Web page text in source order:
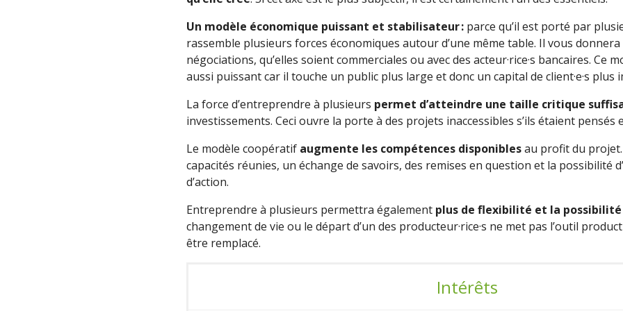
Un modèle économique puissant et stabilisateur: parce qu’il est porté par
rassemble plusieurs forces économiques autour d’une même table. Il vous
négociations, qu’elles soient commerciales ou avec des acteur·rice·s bancaires. Ce
aussi puissant car il touche un public plus large et donc un capital de client·e·s
La force d’entreprendre à plusieurs permet d’atteindre une taille critique
investissements. Ceci ouvre la porte à des projets inaccessibles s’ils étaient pensés
Le modèle coopératif augmente les compétences disponiblesau profit du projet.
capacités réunies, un échange de savoirs, des remises en question et la possibilité
d’action.
Entreprendre à plusieurs permettra également plus de flexibilité et la
changement de vie ou le départ d’un des producteur·rice·s ne met pas l’outil
être remplacé.
Intérêts